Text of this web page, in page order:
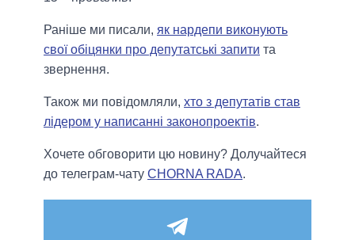
Раніше ми писали, як нардепи виконують
свої обіцянки про депутатські запити та
звернення.
Також ми повідомляли, хто з депутатів став
лідером у написанні законопроектів.
Хочете обговорити цю новину? Долучайтеся
до телеграм-чату CHORNA RADA.